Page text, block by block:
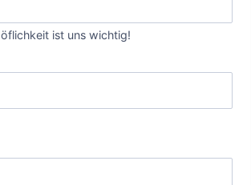
ist uns wichtig!